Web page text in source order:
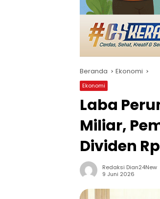
Beranda Ekonomi
Ekonomi
Laba
Miliar,
Dividen
Redaksi Dian24New
9 Juni 2026